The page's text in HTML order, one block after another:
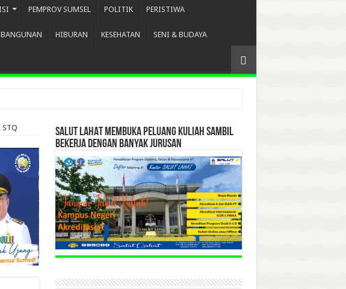
PEMPROV SUMSEL POLITIK PERISTIWA
HIBURAN KESEHATAN SENI & BUDAYA
STQ
SALUT LAHAT MEMBUKA PELUANG KULIAH SAMBIL
BEKERJA DENGAN BANYAK JURUSAN